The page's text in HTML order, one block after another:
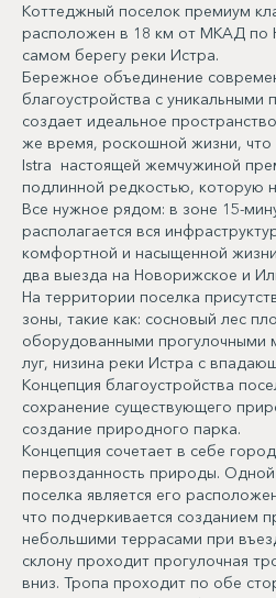
Коттеджный поселок премиум
расположен в 18 км от МКАД по
самом берегу реки Истра.
Бережное объединение
благоустройства с
создает идеальное
же время, роскошной жизни, что
Istra настоящей жемчужиной
подлинной редкостью, которую
Все нужное рядом: в зоне 15-
располагается вся
комфортной и насыщенной
два выезда на Новорижское и
На территории поселка
зоны, такие как: сосновый лес
оборудованными прогулочными
луг, низина реки Истра с
Концепция благоустройства
сохранение существующего
создание природного парка.
Концепция сочетает в себе
первозданность природы.
поселка является его
что подчеркивается созданием
небольшими террасами при
склону проходит прогулочная
вниз. Тропа проходит по обе